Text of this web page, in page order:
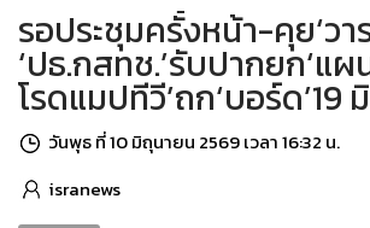
รอประชุมครั้งหน้า-คุย‘วาร
‘ปธ.กสทช.’รับปากยก‘แ
โรดแมปทีวี’ถก‘บอร์ด’19
วันพุธ ที่ 10 มิถุนายน 2569 เวลา 16:32 น.
isranews